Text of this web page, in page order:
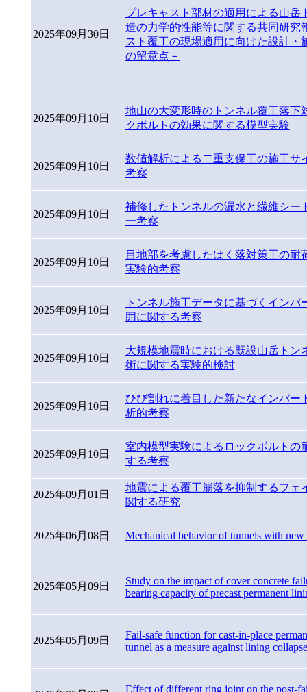
2025年09月30日
プレキャスト部材の適用による山岳
造の力学的性能等に関する共同研究
スト覆工の現場適用に向けた設計・
の留意点－
2025年09月10日
地山の大変形時のトンネル覆工落下
クボルトの効果に関する模型実験
2025年09月10日
数値解析による二重支保工の施工サ
考察
2025年09月10日
補修したトンネルの漏水と繊維シー
一考察
2025年09月10日
目地部を考慮したはく落対策工の耐
実験的考察
2025年09月10日
トンネル施工データに基づくインバ
囲に関する考察
2025年09月10日
大規模地震時における既設山岳トン
術に関する実験的検討
2025年09月10日
ひび割れに着目した新たなインバー
析的考察
2025年09月10日
室内模型実験によるロックボルトの
する考察
2025年09月01日
地震による覆工崩落を抑制するフェ
関する研究
2025年06月08日 Mechanical behavior of tunnels with new
2025年05月09日
Study on the impact of cover concrete
bearing capacity of precast permanent
2025年05月09日
Fail-safe function for cast-in-place
tunnel as a measure against lining
Effect of different ring joint on the post-